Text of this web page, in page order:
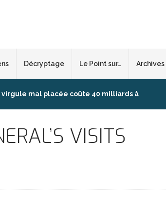
Décryptage Le Point sur… Archives
virgule mal placée coûte 40 milliards à
VISITS